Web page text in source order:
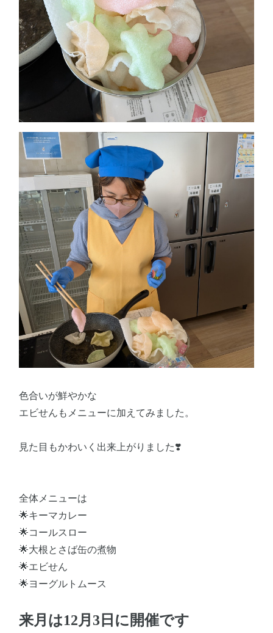
色合いが鮮やかな
エビせんもメニューに加えてみました。
見た目もかわいく出来上がりました❣️
全体メニューは
🌟キーマカレー
🌟コールスロー
🌟大根とさば缶の煮物
🌟エビせん
🌟ヨーグルトムース
来月は12月3日に開催です